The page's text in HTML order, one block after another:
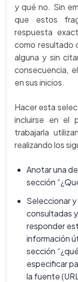
y qué no. Sin
que estos
respuesta
como resultado
alguna y sin
consecuencia,
en sus inicios.
Hacer esta
incluirse en el
trabajarla
realizando los
Anotar una
sección
Seleccionar
consultadas
responder
información
sección
especificar
la fuente